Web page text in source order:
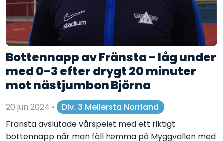
Bottennapp av Fränsta - låg under
med 0-3 efter drygt 20 minuter
mot nästjumbon Björna
20 jun 2024 •
Div. 3 Mellersta Norrland
Fränsta avslutade vårspelet med ett riktigt
bottennapp när man föll hemma på Myggvallen med